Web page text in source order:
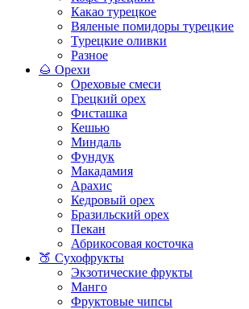
Какао турецкое
Вяленые помидоры турецкие
Турецкие оливки
Разное
🌰 Орехи
Ореховые смеси
Грецкий орех
Фисташка
Кешью
Миндаль
Фундук
Макадамия
Арахис
Кедровый орех
Бразильский орех
Пекан
Абрикосовая косточка
🍑 Сухофрукты
Экзотические фрукты
Манго
Фруктовые чипсы